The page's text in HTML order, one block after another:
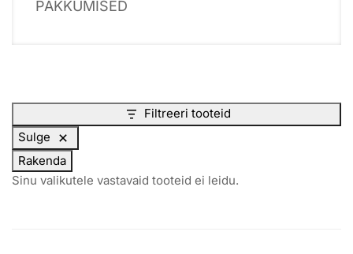
PAKKUMISED
Filtreeri tooteid
Sulge
Rakenda
Sinu valikutele vastavaid tooteid ei leidu.